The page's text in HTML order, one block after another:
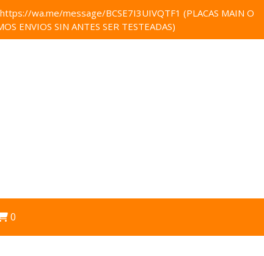
https://wa.me/message/BCSE7I3UIVQTF1 (PLACAS MAIN O
ENVIOS SIN ANTES SER TESTEADAS)
0